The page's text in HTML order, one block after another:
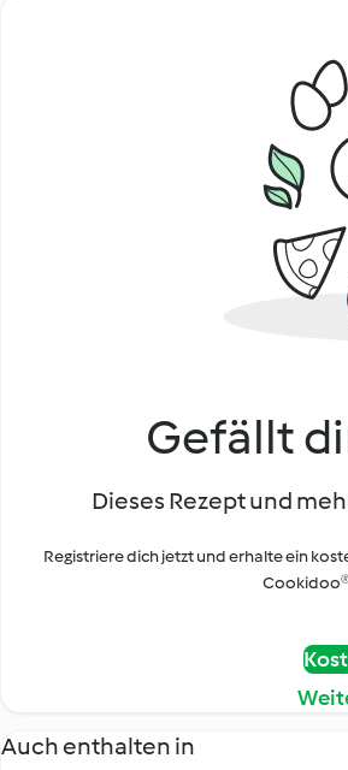
Gefällt
Dieses Rezept und
Registriere dich jetzt und erhalte ein
Auch enthalten in